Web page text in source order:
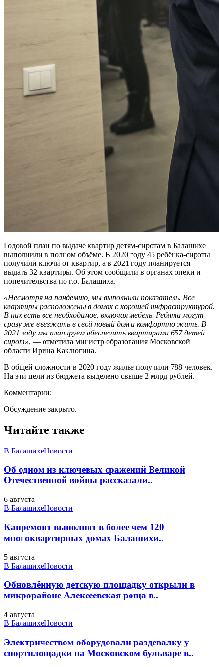
Годовой план по выдаче квартир детям-сиротам в Балашихе
выполнили в полном объёме. В 2020 году 45 ребёнка-сироты
получили ключи от квартир, а в 2021 году планируется
выдать 32 квартиры. Об этом сообщили в органах опеки и
попечительства по г.о. Балашиха.
«Несмотря на пандемию, мы выполнили показатель. Все
квартиры расположены в домах с хорошей инфраструктурой.
В них есть все необходимое, включая мебель. Ребята могут
сразу же въезжать в свой новый дом и комфортно жить. В
2021 году мы планируем обеспечить квартирами 657 детей-
сирот», — отметила министр образования Московской
области Ирина Каклюгина.
В общей сложности в 2020 году жилье получили 788 человек.
На эти цели из бюджета выделено свыше 2 млрд рублей.
Комментарии:
Обсуждение закрыто.
Читайте также
В БалашихеНовости
Об одном из ключевых сражений Великой
Отечественной войны рассказали..
6 августа
В БалашихеНовости
Капремонт выполнят в более чем 120
многоквартирных домах Балашихи..
5 августа
В БалашихеНовости
Обновлённую детскую площадку открыли в
микрорайоне Алексеевская роща в..
4 августа
В БалашихеНовости
Электричеством оборудовали раздевалку у
спортплощадки на Московском бульваре в..